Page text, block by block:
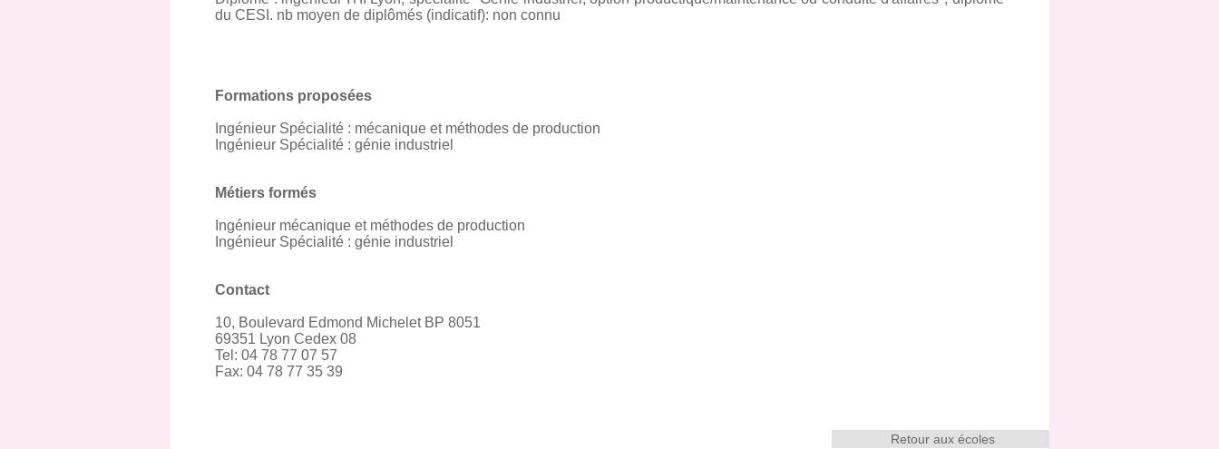
du CESI. nb moyen de diplômés (indicatif): non connu
Formations proposées
Ingénieur Spécialité : mécanique et méthodes de production
Ingénieur Spécialité : génie industriel
Métiers formés
Ingénieur mécanique et méthodes de production
Ingénieur Spécialité : génie industriel
Contact
10, Boulevard Edmond Michelet BP 8051
69351 Lyon Cedex 08
Tel: 04 78 77 07 57
Fax: 04 78 77 35 39
Retour aux écoles